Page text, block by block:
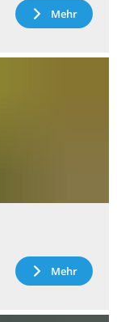
Mehr
Mehr